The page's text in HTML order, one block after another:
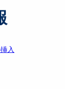
入